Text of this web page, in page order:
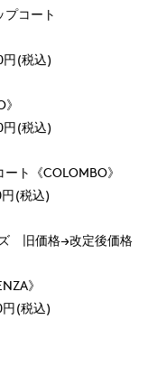
コート
(税込)
(税込)
ト《COLOMBO》
(税込)
旧価格→改定後価格
》
(税込)